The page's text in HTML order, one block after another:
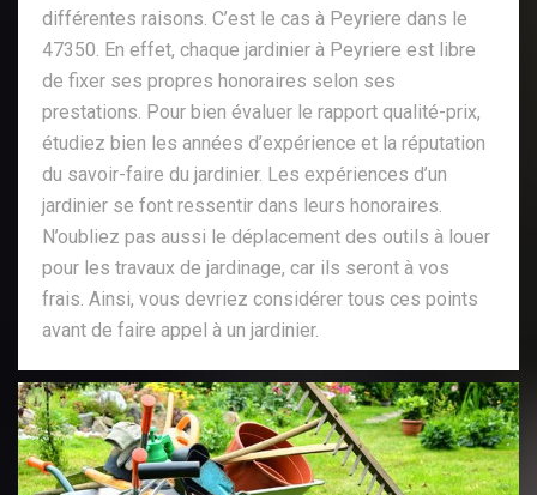
différentes raisons. C’est le cas à Peyriere dans le
47350. En effet, chaque jardinier à Peyriere est libre
de fixer ses propres honoraires selon ses
prestations. Pour bien évaluer le rapport qualité-prix,
étudiez bien les années d’expérience et la réputation
du savoir-faire du jardinier. Les expériences d’un
jardinier se font ressentir dans leurs honoraires.
N’oubliez pas aussi le déplacement des outils à louer
pour les travaux de jardinage, car ils seront à vos
frais. Ainsi, vous devriez considérer tous ces points
avant de faire appel à un jardinier.